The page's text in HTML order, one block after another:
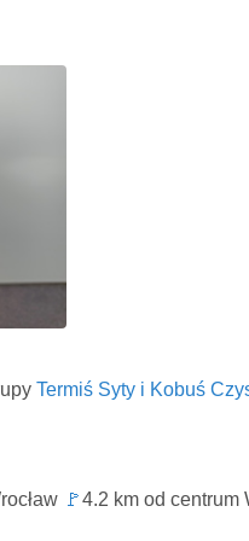
Termiś Syty i Kobuś
🚩4.2 km od centrum